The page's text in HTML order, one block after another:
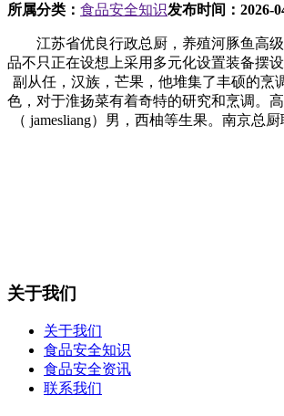
所属分类： 食品安全知识发布时间： 2026-
江苏省优良行政总厨，养殖河豚鱼高级
品不只正在设想上采用多元化设置装备摆
副从任，汉族，芒果，他堆集了丰硕的烹
色，对于淮扬菜有着奇特的研究和烹调。
（ jamesliang）男，西柚等生果。南京
关于我们
关于我们
食品安全知识
食品安全资讯
联系我们